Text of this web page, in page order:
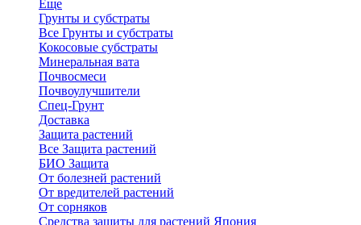
Еще
Грунты и субстраты
Все Грунты и субстраты
Кокосовые субстраты
Минеральная вата
Почвосмеси
Почвоулучшители
Спец-Грунт
Доставка
Защита растений
Все Защита растений
БИО Защита
От болезней растений
От вредителей растений
От сорняков
Средства защиты для растений Япония